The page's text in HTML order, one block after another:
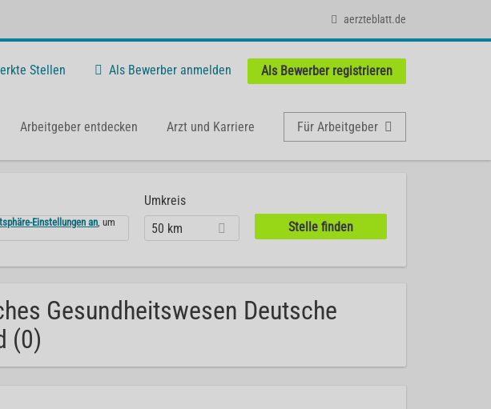
aerzteblatt.de
Stellen Als Bewerber anmelden Als Bewerber registrieren
Arbeitgeber entdecken Arzt und Karriere Für Arbeitgeber
Einstellungen an, um
Umkreis
50 km
Gesundheitswesen Deutsche
(0)